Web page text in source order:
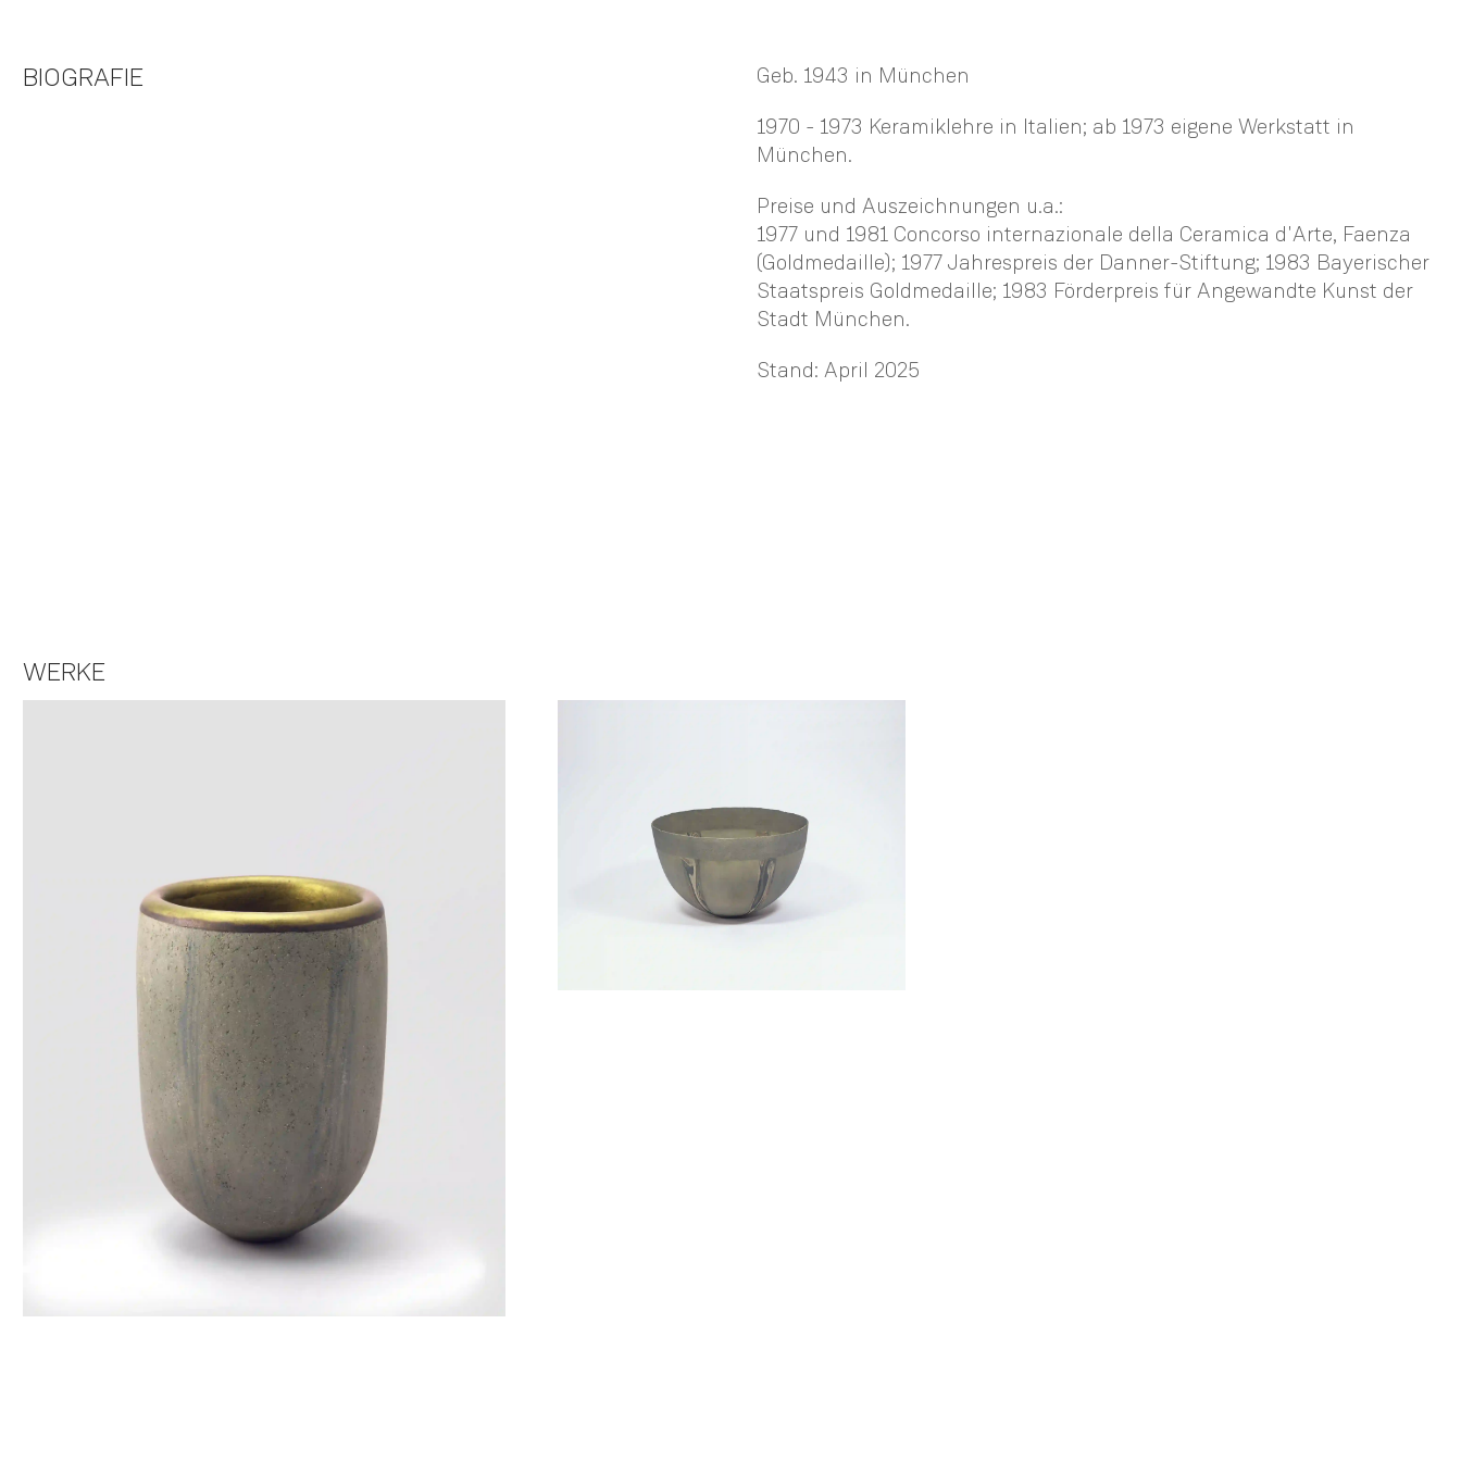
BIOGRAFIE
Geb. 1943 in München
1970 - 1973 Keramiklehre in Italien; ab 1973 eigene Werkstatt in
München.
Preise und Auszeichnungen u.a.:
1977 und 1981 Concorso internazionale della Ceramica d'Arte, Faenza
(Goldmedaille); 1977 Jahrespreis der Danner-Stiftung; 1983 Bayerischer
Staatspreis Goldmedaille; 1983 Förderpreis für Angewandte Kunst der
Stadt München.
Stand: April 2025
WERKE